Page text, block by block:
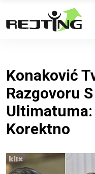
Konaković
Razgovoru
Ultimatuma:
Korektno